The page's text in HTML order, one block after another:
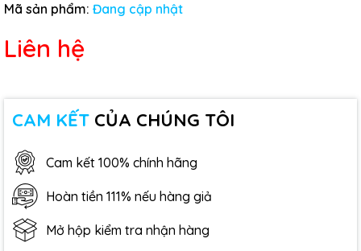
Mã sản phẩm: Đang cập nhật
Liên hệ
CAM KẾT CỦA CHÚNG TÔI
Cam kết 100% chính hãng
Hoàn tiền 111% nếu hàng giả
Mở hộp kiểm tra nhận hàng